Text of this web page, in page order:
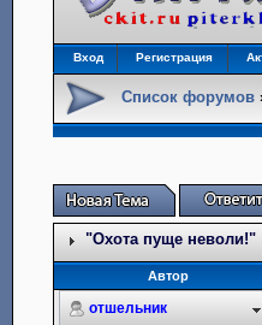
Вход Регистрация
Список форумов
"Охота пуще неволи!"
Автор
отшельник